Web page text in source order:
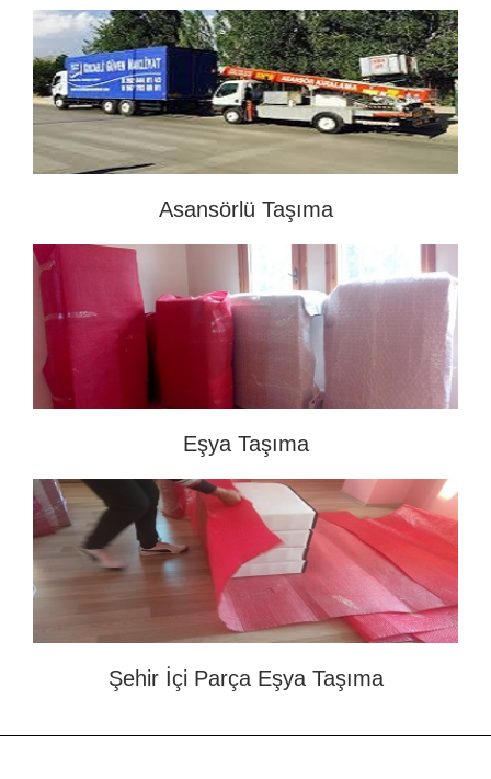
Asansörlü Taşıma
Eşya Taşıma
Şehir İçi Parça Eşya Taşıma